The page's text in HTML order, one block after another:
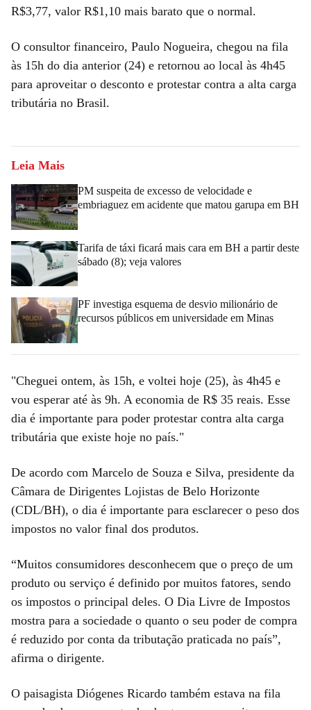
R$3,77, valor R$1,10 mais barato que o normal.
O consultor financeiro, Paulo Nogueira, chegou na fila
às 15h do dia anterior (24) e retornou ao local às 4h45
para aproveitar o desconto e protestar contra a alta carga
tributária no Brasil.
Leia Mais
PM suspeita de excesso de velocidade e
embriaguez em acidente que matou garupa em BH
Tarifa de táxi ficará mais cara em BH a partir deste
sábado (8); veja valores
PF investiga esquema de desvio milionário de
recursos públicos em universidade em Minas
"Cheguei ontem, às 15h, e voltei hoje (25), às 4h45 e
vou esperar até às 9h. A economia de R$ 35 reais. Esse
dia é importante para poder protestar contra alta carga
tributária que existe hoje no país."
De acordo com Marcelo de Souza e Silva, presidente da
Câmara de Dirigentes Lojistas de Belo Horizonte
(CDL/BH), o dia é importante para esclarecer o peso dos
impostos no valor final dos produtos.
“Muitos consumidores desconhecem que o preço de um
produto ou serviço é definido por muitos fatores, sendo
os impostos o principal deles. O Dia Livre de Impostos
mostra para a sociedade o quanto o seu poder de compra
é reduzido por conta da tributação praticada no país”,
afirma o dirigente.
O paisagista Diógenes Ricardo também estava na fila